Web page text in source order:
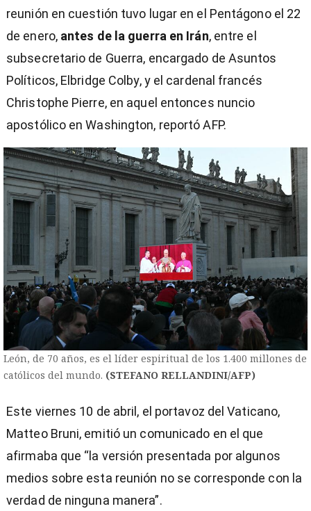
reunión en cuestión tuvo lugar en el Pentágono el 22
de enero,antes de la guerra en Irán, entre el
subsecretario de Guerra, encargado de Asuntos
Políticos, Elbridge Colby, y el cardenal francés
Christophe Pierre, en aquel entonces nuncio
apostólico en Washington, reportó AFP.
León, de 70 años, es el líder espiritual de los 1.400 millones de
católicos del mundo. (STEFANO RELLANDINI/AFP)
Este viernes 10 de abril, el portavoz del Vaticano,
Matteo Bruni, emitió un comunicado en el que
afirmaba que “la versión presentada por algunos
medios sobre esta reunión no se corresponde con la
verdad de ninguna manera”.